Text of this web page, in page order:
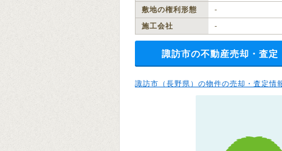
敷地の権利形態
‐
施工会社
‐
諏訪市の不動産売却・査定
諏訪市（長野県）の物件の売却・査定情